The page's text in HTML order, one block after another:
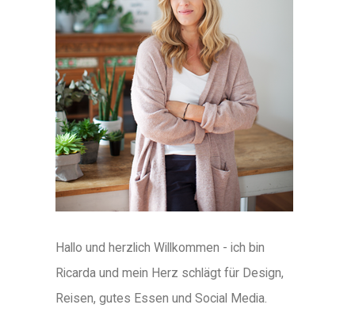
Hallo und herzlich Willkommen - ich bin
Ricarda und mein Herz schlägt für Design,
Reisen, gutes Essen und Social Media.